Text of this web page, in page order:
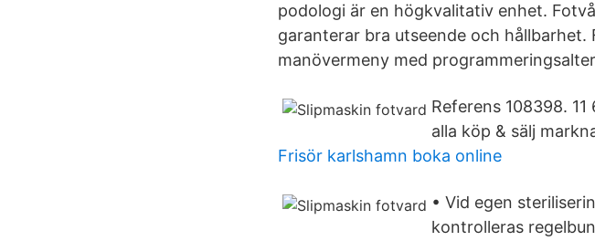
podologi är en högkvalitativ enhet.
garanterar bra utseende och
manövermeny med
Referens 108398.
alla köp & sälj
Frisör karlshamn boka online
• Vid egen
kontrolleras